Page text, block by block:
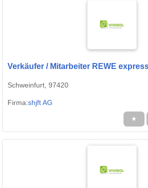
Verkäufer / Mitarbeiter REWE
Schweinfurt, 97420
Firma:shjft AG
★